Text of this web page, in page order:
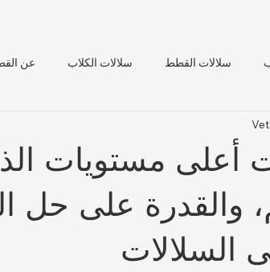
سلالات القطط سلالات الكلاب عن
صحة الماشية
أعلى مستويات
والقدرة على حل
السلالات